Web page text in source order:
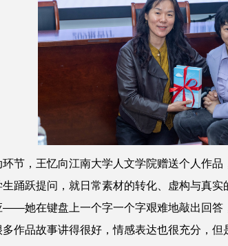
节，王忆向江南大学人文学院赠送个人作
踊跃提问，就日常素材的转化、虚构与真
她在键盘上一个字一个字艰难地敲出回答
作品故事讲得很好，情感表达也很充分，